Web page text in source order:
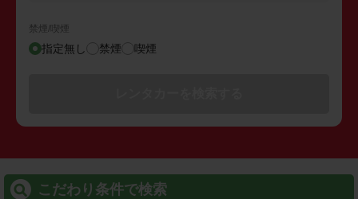
禁煙/喫煙
指定無し 禁煙 喫煙
こだわり条件で検索